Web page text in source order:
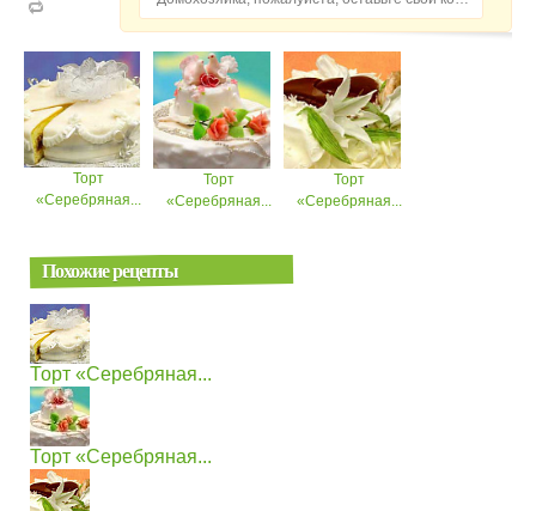
Торт
«Серебряная...
Торт
«Серебряная...
Торт
«Серебряная...
Похожие рецепты
Торт «Серебряная...
Торт «Серебряная...